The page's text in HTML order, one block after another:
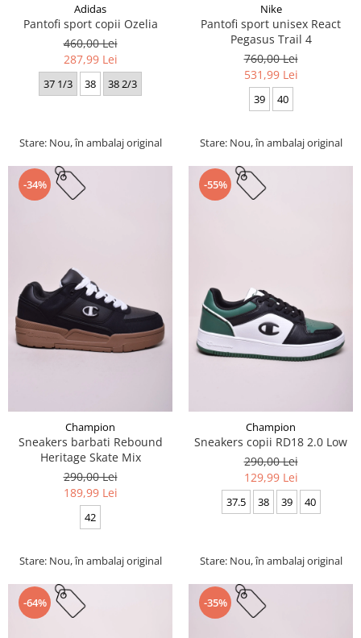
Adidas
Pantofi sport copii Ozelia
460,00 Lei
287,99 Lei
37 1/3 38 38 2/3
Stare: Nou, în ambalaj original
Nike
Pantofi sport unisex React
Pegasus Trail 4
760,00 Lei
531,99 Lei
39 40
Stare: Nou, în ambalaj original
-34%
Champion
Sneakers barbati Rebound
Heritage Skate Mix
290,00 Lei
189,99 Lei
42
Stare: Nou, în ambalaj original
-55%
Champion
Sneakers copii RD18 2.0 Low
290,00 Lei
129,99 Lei
37.5 38 39 40
Stare: Nou, în ambalaj original
-64% -35%